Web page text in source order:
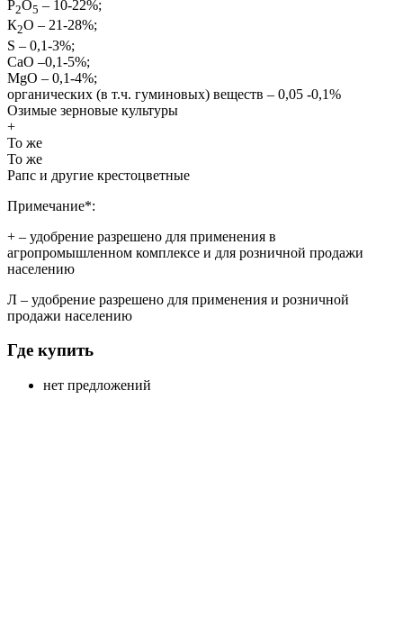
Р2О5 – 10-22%;
К2О – 21-28%;
S – 0,1-3%;
СаО –0,1-5%;
MgO – 0,1-4%;
органических (в т.ч. гуминовых) веществ – 0,05 -0,1%
Озимые зерновые культуры
+
То же
То же
Рапс и другие крестоцветные
Примечание*:
+ – удобрение разрешено для применения в
агропромышленном комплексе и для розничной продажи
населению
Л – удобрение разрешено для применения и розничной
продажи населению
Где купить
нет предложений